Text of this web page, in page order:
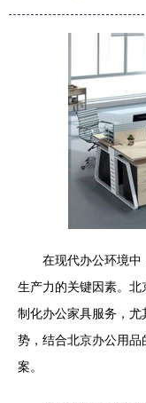
在现代办公环境中
生产力的关键因素。
制化办公家具服务，
势，结合北京办公用
案。